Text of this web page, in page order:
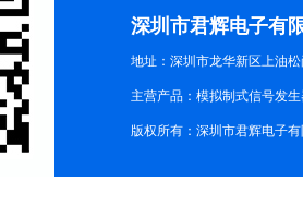
深圳市君辉电子有
地址：深圳市龙华新区上油松
主营产品：模拟制式信号发
版权所有：深圳市君辉电子